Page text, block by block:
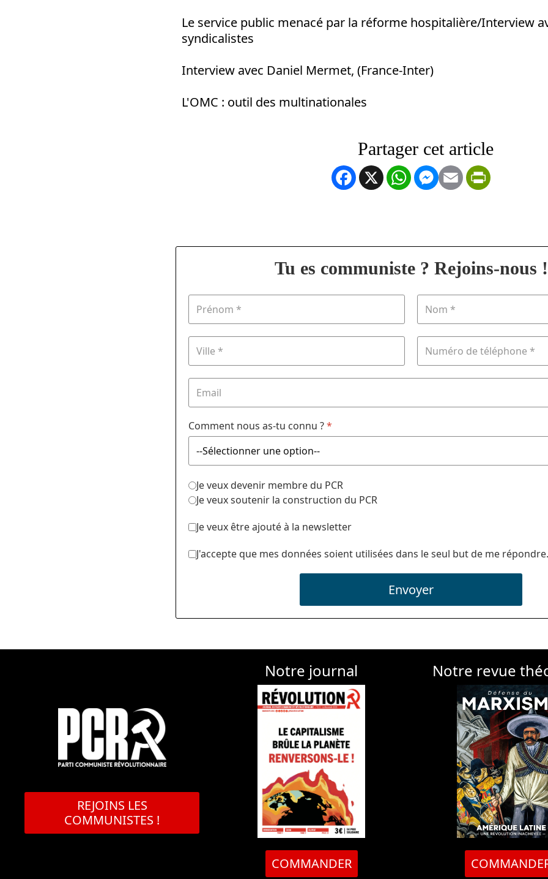
Le service public menacé par la réforme hospitalière/Interview
syndicalistes
Interview avec Daniel Mermet, (France-Inter)
L'OMC : outil des multinationales
Facebook
X WhatsApp
Messenger
Email
Tu es communiste ? Rejoins-nous !
Comment nous as-tu connu ?*
Je veux devenir membre du PCR
Je veux soutenir la construction du PCR
Je veux être ajouté à la newsletter
J'accepte que mes données soient utilisées dans le seul but de me
Envoyer
REJOINS LES
COMMUNISTES !
Notre journal
COMMANDER
Notre revue